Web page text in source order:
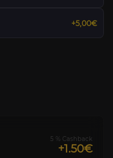
+5,00€
5 % Cashback
+1.50€